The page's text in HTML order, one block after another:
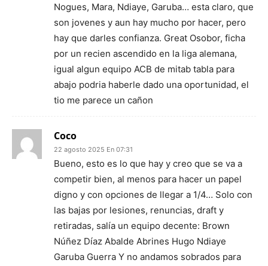
Nogues, Mara, Ndiaye, Garuba… esta claro, que
son jovenes y aun hay mucho por hacer, pero
hay que darles confianza. Great Osobor, ficha
por un recien ascendido en la liga alemana,
igual algun equipo ACB de mitab tabla para
abajo podria haberle dado una oportunidad, el
tio me parece un cañon
Coco
22 agosto 2025 En 07:31
Bueno, esto es lo que hay y creo que se va a
competir bien, al menos para hacer un papel
digno y con opciones de llegar a 1/4… Solo con
las bajas por lesiones, renuncias, draft y
retiradas, salía un equipo decente: Brown
Núñez Díaz Abalde Abrines Hugo Ndiaye
Garuba Guerra Y no andamos sobrados para